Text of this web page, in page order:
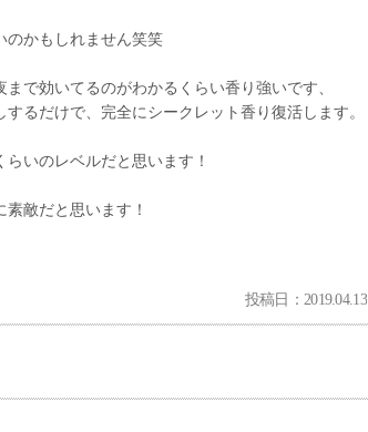
のかもしれません笑笑
で効いてるのがわかるくらい香り強いです、
るだけで、完全にシークレット香り復活します。
いのレベルだと思います！
敵だと思います！
投稿日：2019.04.13